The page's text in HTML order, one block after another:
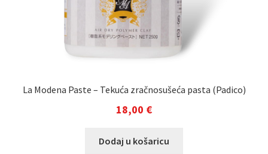
La Modena Paste – Tekuća zračnosušeća pasta (Padico)
18,00 €
Dodaj u košaricu